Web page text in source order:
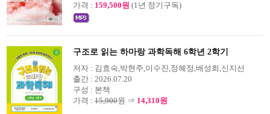
가격 : 159,500원 (1년 정기구독)
구조로 읽는 하마랑 과학독해 6학년 2학기
저자 : 김효숙,박현주,이수진,정혜정,배성희,신지선
출간 : 2026.07.20
구성 : 본책
가격 : 15,900원 ⇒ 14,310원